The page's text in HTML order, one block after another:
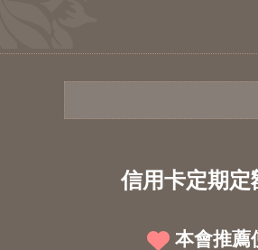
信用卡定期定
本會推薦